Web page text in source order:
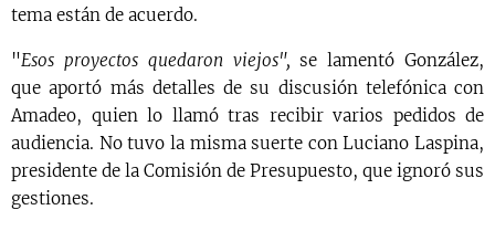
tema están de acuerdo.
"Esos proyectos quedaron viejos", se lamentó González,
que aportó más detalles de su discusión telefónica con
Amadeo, quien lo llamó tras recibir varios pedidos de
audiencia. No tuvo la misma suerte con Luciano Laspina,
presidente de la Comisión de Presupuesto, que ignoró sus
gestiones.